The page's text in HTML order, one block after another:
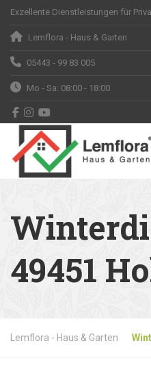
Exzellente Dienstleistungen für
Lemflora - Haus & Garten
05443 - 99 83 005
Mo - Sa: 08:00 - 18:00
49451
Lemflora - Haus & Garten